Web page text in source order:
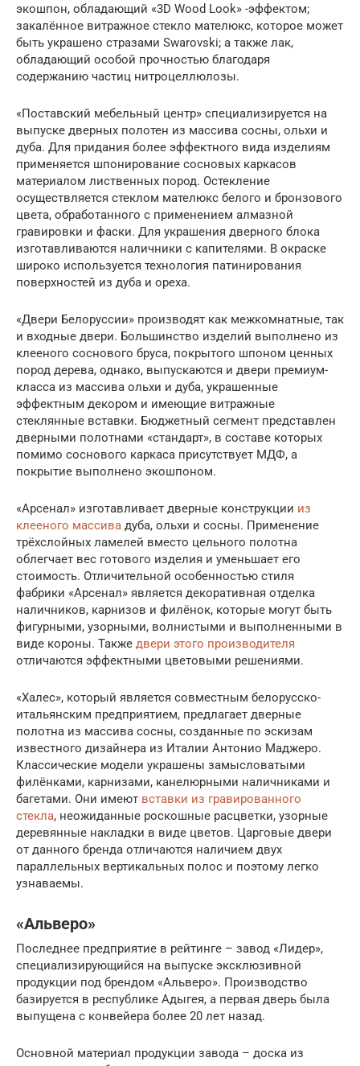
экошпон, обладающий «3D Wооd Look» -эффектом;
закалённое витражное стекло мателюкс, которое может
быть украшено стразами Swarovski; а также лак,
обладающий особой прочностью благодаря
содержанию частиц нитроцеллюлозы.
«Поставский мебельный центр» специализируется на
выпуске дверных полотен из массива сосны, ольхи и
дуба. Для придания более эффектного вида изделиям
применяется шпонирование сосновых каркасов
материалом лиственных пород. Остекление
осуществляется стеклом мателюкс белого и бронзового
цвета, обработанного с применением алмазной
гравировки и фаски. Для украшения дверного блока
изготавливаются наличники с капителями. В окраске
широко используется технология патинирования
поверхностей из дуба и ореха.
«Двери Белоруссии» производят как межкомнатные, так
и входные двери. Большинство изделий выполнено из
клееного соснового бруса, покрытого шпоном ценных
пород дерева, однако, выпускаются и двери премиум-
класса из массива ольхи и дуба, украшенные
эффектным декором и имеющие витражные
стеклянные вставки. Бюджетный сегмент представлен
дверными полотнами «стандарт», в составе которых
помимо соснового каркаса присутствует МДФ, а
покрытие выполнено экошпоном.
«Арсенал» изготавливает дверные конструкции из
клееного массива дуба, ольхи и сосны. Применение
трёхслойных ламелей вместо цельного полотна
облегчает вес готового изделия и уменьшает его
стоимость. Отличительной особенностью стиля
фабрики «Арсенал» является декоративная отделка
наличников, карнизов и филёнок, которые могут быть
фигурными, узорными, волнистыми и выполненными в
виде короны. Также двери этого производителя
отличаются эффектными цветовыми решениями.
«Халес», который является совместным белорусско-
итальянским предприятием, предлагает дверные
полотна из массива сосны, созданные по эскизам
известного дизайнера из Италии Антонио Маджеро.
Классические модели украшены замысловатыми
филёнками, карнизами, канелюрными наличниками и
багетами. Они имеют вставки из гравированного
стекла, неожиданные роскошные расцветки, узорные
деревянные накладки в виде цветов. Царговые двери
от данного бренда отличаются наличием двух
параллельных вертикальных полос и поэтому легко
узнаваемы.
«Альверо»
Последнее предприятие в рейтинге – завод «Лидер»,
специализирующийся на выпуске эксклюзивной
продукции под брендом «Альверо». Производство
базируется в республике Адыгея, а первая дверь была
выпущена с конвейера более 20 лет назад.
Основной материал продукции завода – доска из